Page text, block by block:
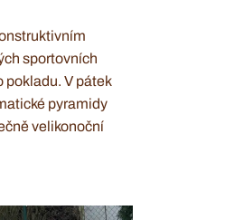
sportovních
pokladu. V pátek
pyramidy
velikonoční